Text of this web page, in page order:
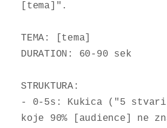
[tema]".
TEMA: [tema]
DURATION: 60-90 sek
STRUKTURA:
- 0-5s: Kukica ("5 stvari
koje 90% [audience] ne